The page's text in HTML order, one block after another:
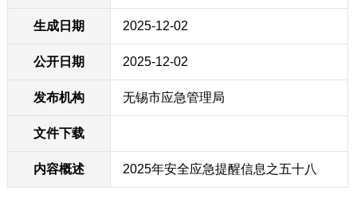
生成日期 2025-12-02
公开日期 2025-12-02
发布机构 无锡市应急管理局
文件下载
内容概述 2025年安全应急提醒信息之五十八